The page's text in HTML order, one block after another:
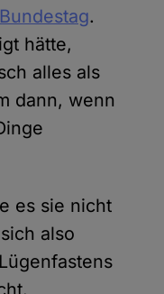
.
hätte,
alles als
dann, wenn
es sie nicht
also